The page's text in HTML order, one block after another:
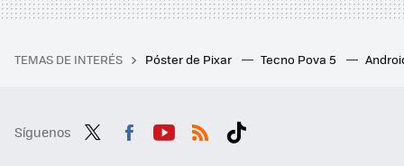
TEMAS DE INTERÉS Póster de Pixar Tecno Pova 5
Síguenos